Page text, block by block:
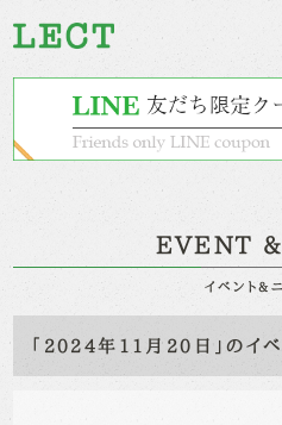
EVENT
イベント&
「2024年11月20日」のイベ